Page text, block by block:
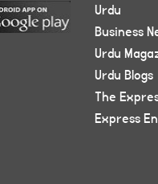
Urdu
Business
Urdu
Urdu Blogs
The
Express